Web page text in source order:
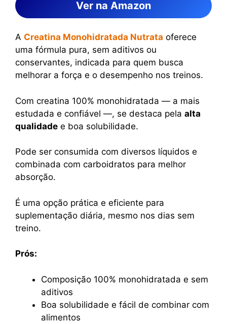
Ver na Amazon
A Creatina Monohidratada Nutrata oferece
uma fórmula pura, sem aditivos ou
conservantes, indicada para quem busca
melhorar a força e o desempenho nos treinos.
Com creatina 100% monohidratada — a mais
estudada e confiável —, se destaca pela alta
qualidade e boa solubilidade.
Pode ser consumida com diversos líquidos e
combinada com carboidratos para melhor
absorção.
É uma opção prática e eficiente para
suplementação diária, mesmo nos dias sem
treino.
Prós:
Composição 100% monohidratada e sem
aditivos
Boa solubilidade e fácil de combinar com
alimentos